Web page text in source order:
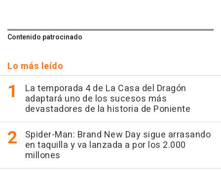
Contenido patrocinado
Lo más leído
La temporada 4 de La Casa del Dragón
adaptará uno de los sucesos más
devastadores de la historia de Poniente
Spider-Man: Brand New Day sigue arrasando
en taquilla y va lanzada a por los 2.000
millones